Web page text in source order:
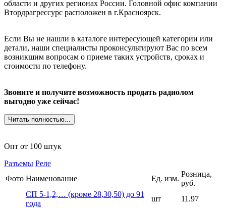
области и других регионах России. Головной офис компании
Втордрагрессурс расположен в г.Красноярск.
Если Вы не нашли в каталоге интересующей категории или
детали, наши специалисты проконсультируют Вас по всем
возникшим вопросам о приеме таких устройств, сроках и
стоимости по телефону.
Звоните и получите возможность продать радиолом
выгодно уже сейчас!
Читать полностью...
Опт от 100 штук
Разъемы Реле
Фото Наименование Ед. изм.
Розница,
руб.
СП 5-1,2,… (кроме 28,30,50) до 91
года
шт
11.97